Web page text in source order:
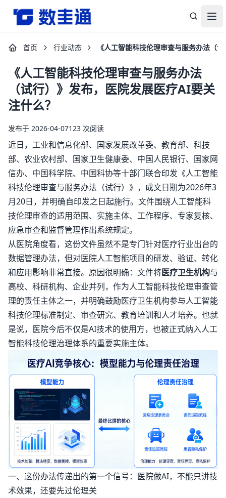
杭州数圭通科技有限公司-让数据安全流动，让数据释放价值
打
首页 行业动态 《人工智能科技伦理审查与服务办法（
《人工智能科技伦理审查与服务办法
（试行）》发布，医院发展医疗AI要关
注什么？
发布于 2026-04-07123 次阅读
近日，工业和信息化部、国家发展改革委、教育部、科技
部、农业农村部、国家卫生健康委、中国人民银行、国家网
信办、中国科学院、中国科协等十部门联合印发《人工智能
科技伦理审查与服务办法（试行）》，成文日期为2026年3
月20日，并明确自印发之日起施行。文件围绕人工智能科
技伦理审查的适用范围、实施主体、工作程序、专家复核、
应急审查和监督管理作出系统规定。
从医院角度看，这份文件虽然不是专门针对医疗行业出台的
数据管理办法，但对医院人工智能项目的研发、验证、转化
和应用影响非常直接。原因很明确：文件将医疗卫生机构与
高校、科研机构、企业并列，作为人工智能科技伦理审查管
理的责任主体之一，并明确鼓励医疗卫生机构参与人工智能
科技伦理标准制定、审查研究、教育培训和人才培养。也就
是说，医院今后不仅是AI技术的使用方，也被正式纳入人工
智能科技伦理治理体系的重要实施主体。
一、这份办法传递出的第一个信号：医院做AI，不能只讲技
术效果，还要先过伦理关